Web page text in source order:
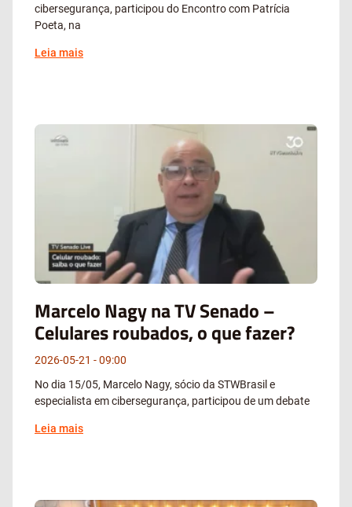
cibersegurança, participou do Encontro com Patrícia
Poeta, na
Leia mais
Marcelo Nagy na TV Senado –
Celulares roubados, o que fazer?
2026-05-21
09:00
No dia 15/05, Marcelo Nagy, sócio da STWBrasil e
especialista em cibersegurança, participou de um debate
Leia mais